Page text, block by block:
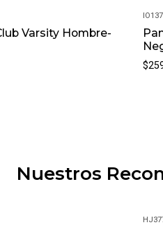
Varsity Hombre-
Nuestros